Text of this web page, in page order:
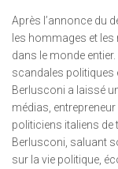
Après l’annonce du
les hommages et
dans le monde
scandales politiques
Berlusconi a laissé
médias,
politiciens italiens
Berlusconi, saluant
sur la vie politique,